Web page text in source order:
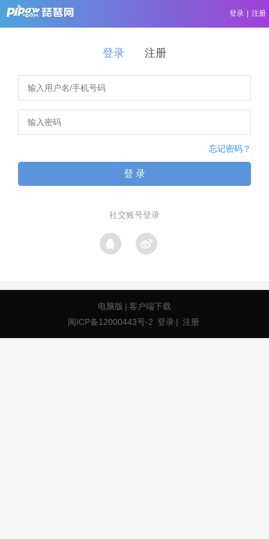
登录 注册
登录 注册
忘记密码？
登 录
社交账号登录
电脑版 | 客户端下载
闽ICP备12000443号-2 登录 | 注册